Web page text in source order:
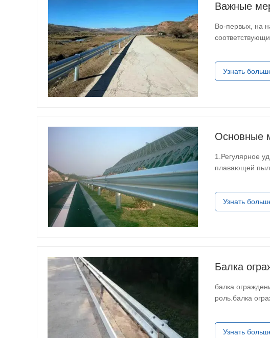
Важные
Во-первых, на
Узнать
Основные
1.Регулярное
плавающей
Узнать
Балка
балка
роль.балка
Узнать